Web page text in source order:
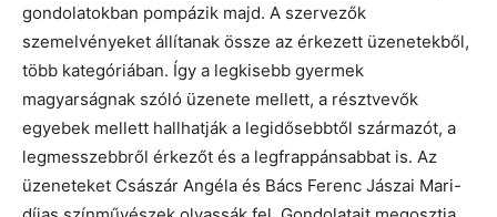
gondolatokban pompázik majd. A szervezők
szemelvényeket állítanak össze az érkezett üzenetekből,
több kategóriában. Így a legkisebb gyermek
magyarságnak szóló üzenete mellett, a résztvevők
egyebek mellett hallhatják a legidősebbtől származót, a
legmesszebbről érkezőt és a legfrappánsabbat is. Az
üzeneteket Császár Angéla és Bács Ferenc Jászai Mari-